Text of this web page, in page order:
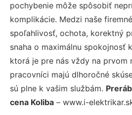
pochybenie môže spôsobiť
komplikácie. Medzi naše
spoľahlivosť, ochota, korektný
snaha o maximálnu spokojnosť
ktorá je pre nás vždy na prvom
pracovníci majú dlhoročné
sú plne k vašim službám.
cena Koliba – www.i-